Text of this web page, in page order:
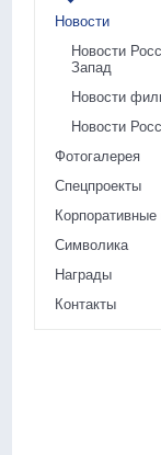
Новости
Новости
Запад
Новости
Новости
Фотогалерея
Спецпроекты
Корпоративные
Символика
Награды
Контакты